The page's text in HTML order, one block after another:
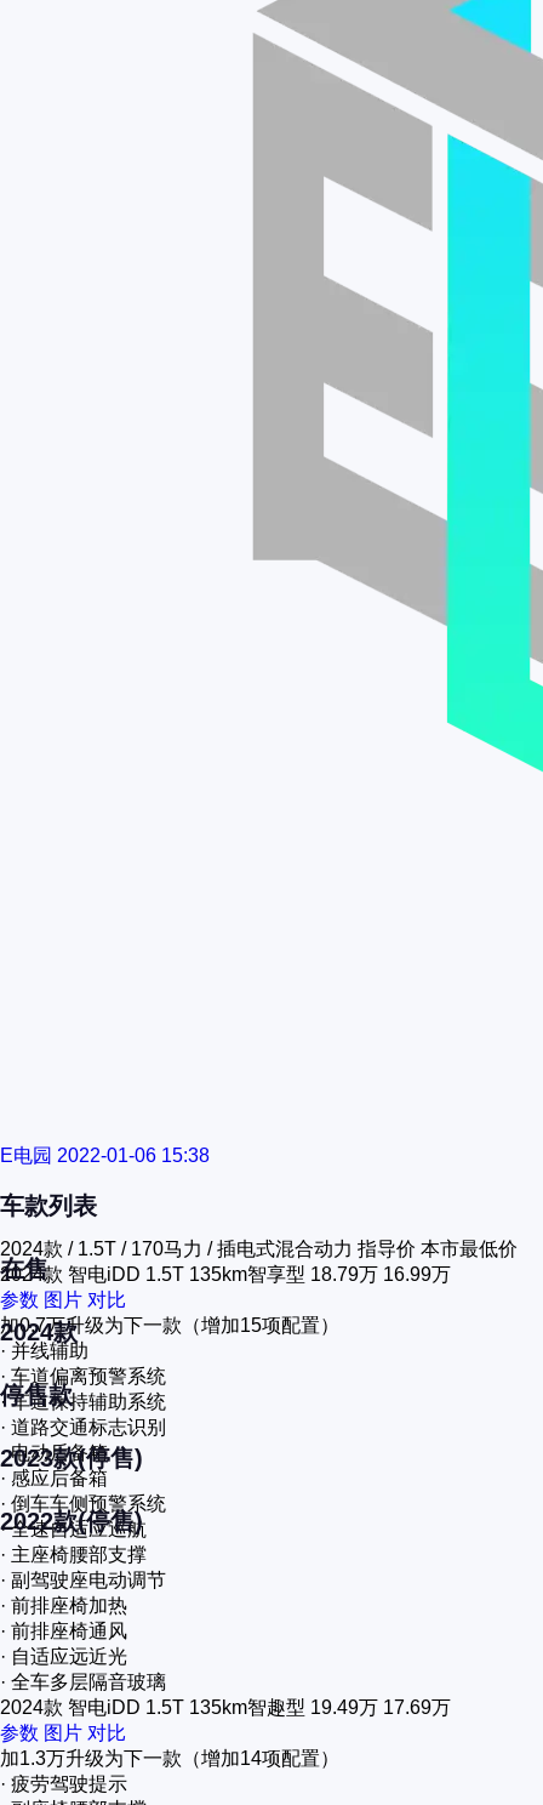
E电园 2022-01-06 15:38
车款列表
在售
2024款
停售款
2023款(停售)
2022款(停售)
2024款 / 1.5T / 170马力 / 插电式混合动力 指导价 本市最低价
2024款 智电iDD 1.5T 135km智享型 18.79万 16.99万
参数 图片 对比
加0.7万升级为下一款（增加15项配置）
· 并线辅助
· 车道偏离预警系统
· 车道保持辅助系统
· 道路交通标志识别
· 电动后备箱
· 感应后备箱
· 倒车车侧预警系统
· 全速自适应巡航
· 主座椅腰部支撑
· 副驾驶座电动调节
· 前排座椅加热
· 前排座椅通风
· 自适应远近光
· 全车多层隔音玻璃
2024款 智电iDD 1.5T 135km智趣型 19.49万 17.69万
参数 图片 对比
加1.3万升级为下一款（增加14项配置）
· 疲劳驾驶提示